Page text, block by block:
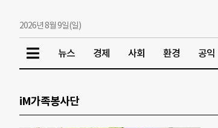
2026년 8월 9일(일)
뉴스 경제 사회 환경 공익
iM가족봉사단